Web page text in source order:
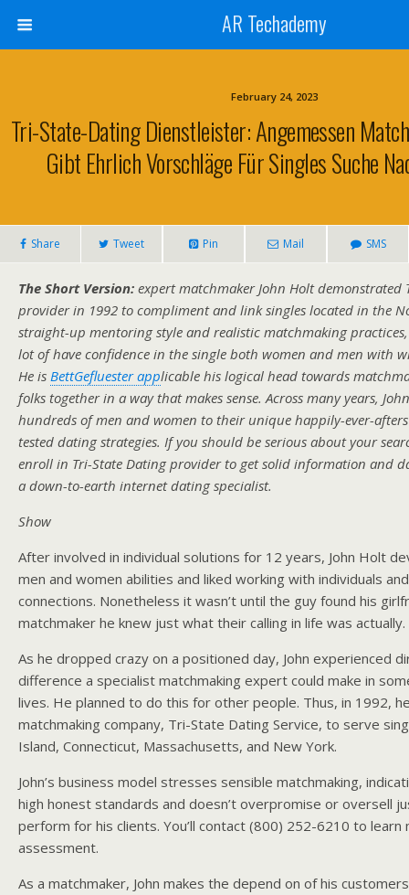
AR Techademy
February 24, 2023
Tri-State-Dating Dienstleister: Angemessen
Gibt Ehrlich Vorschläge Für Singles Suche
Share Tweet Pin Mail SMS
The Short Version: expert matchmaker John Holt demonstrated
provider in 1992 to compliment and link singles located in the
straight-up mentoring style and realistic matchmaking practices,
lot of have confidence in the single both women and men with
He is BettGefluester applicable his logical head towards
folks together in a way that makes sense. Across many years,
hundreds of men and women to their unique happily-ever-
tested dating strategies. If you should be serious about your
enroll in Tri-State Dating provider to get solid information and
a down-to-earth internet dating specialist.
Show
After involved in individual solutions for 12 years, John Holt
men and women abilities and liked working with individuals
connections. Nonetheless it wasn’t until the guy found his
matchmaker he knew just what their calling in life was actually.
As he dropped crazy on a positioned day, John experienced
difference a specialist matchmaking expert could make in
lives. He planned to do this for other people. Thus, in 1992,
matchmaking company, Tri-State Dating Service, to serve
Island, Connecticut, Massachusetts, and New York.
John’s business model stresses sensible matchmaking,
high honest standards and doesn’t overpromise or oversell
perform for his clients. You’ll contact (800) 252-6210 to learn
assessment.
As a matchmaker, John makes the depend on of his